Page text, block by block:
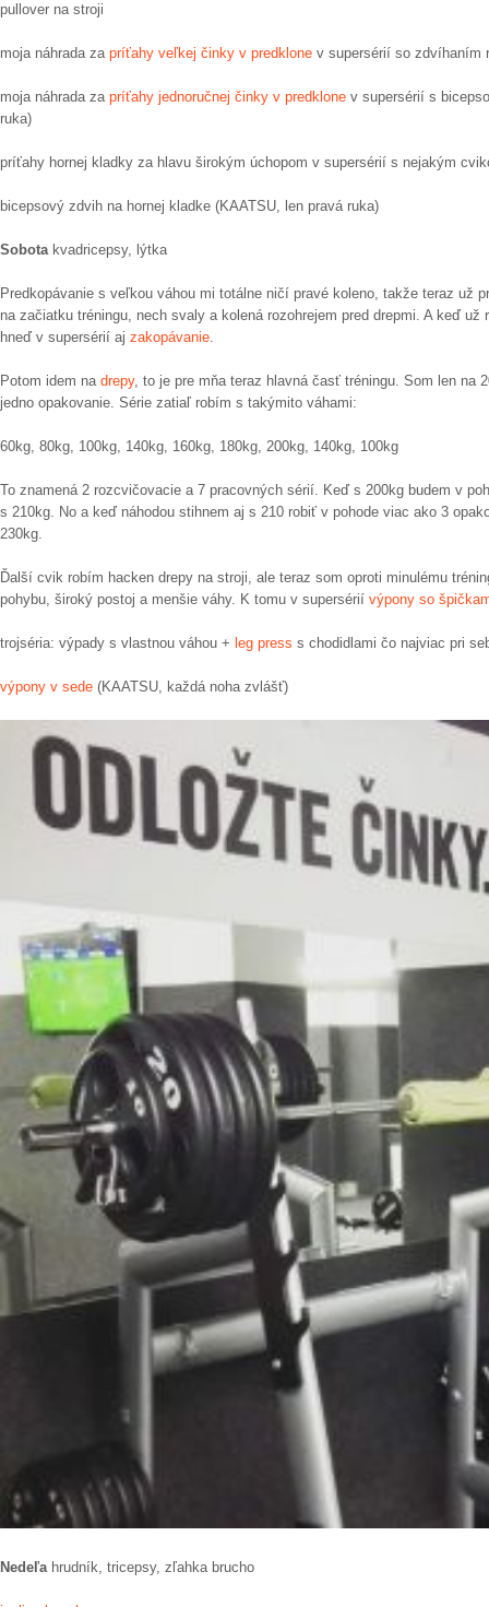
pullover na stroji
moja náhrada za príťahy veľkej činky v predklone v supersérií so zdvíhaním
moja náhrada za príťahy jednoručnej činky v predklone v supersérií s
ruka)
príťahy hornej kladky za hlavu širokým úchopom v supersérií s nejakým
bicepsový zdvih na hornej kladke (KAATSU, len pravá ruka)
Sobota kvadricepsy, lýtka
Predkopávanie s veľkou váhou mi totálne ničí pravé koleno, takže teraz už
na začiatku tréningu, nech svaly a kolená rozohrejem pred drepmi. A keď
hneď v supersérií aj zakopávanie.
Potom idem na drepy, to je pre mňa teraz hlavná časť tréningu. Som len na
jedno opakovanie. Série zatiaľ robím s takýmito váhami:
60kg, 80kg, 100kg, 140kg, 160kg, 180kg, 200kg, 140kg, 100kg
To znamená 2 rozcvičovacie a 7 pracovných sérií. Keď s 200kg budem v
s 210kg. No a keď náhodou stihnem aj s 210 robiť v pohode viac ako 3
230kg.
Ďalší cvik robím hacken drepy na stroji, ale teraz som oproti minulému
pohybu, široký postoj a menšie váhy. K tomu v supersérií výpony so
trojséria: výpady s vlastnou váhou + leg press s chodidlami čo najviac pri
výpony v sede (KAATSU, každá noha zvlášť)
Nedeľa hrudník, tricepsy, zľahka brucho